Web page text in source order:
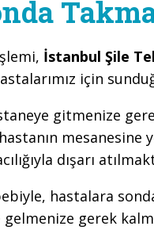
İstanbul Şile
için
gitmenize
mesanesine
dışarı
hastalara
gerek